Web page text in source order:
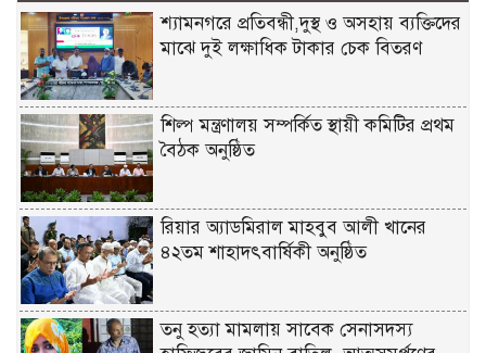
শ্যামনগরে প্রতিবন্ধী,দুস্থ ও অসহায় ব্যক্তিদের
মাঝে দুই লক্ষাধিক টাকার চেক বিতরণ
শিল্প মন্ত্রণালয় সম্পর্কিত স্থায়ী কমিটির প্রথম
বৈঠক অনুষ্ঠিত
রিয়ার অ্যাডমিরাল মাহবুব আলী খানের
৪২তম শাহাদৎবার্ষিকী অনুষ্ঠিত
তনু হত্যা মামলায় সাবেক সেনাসদস্য